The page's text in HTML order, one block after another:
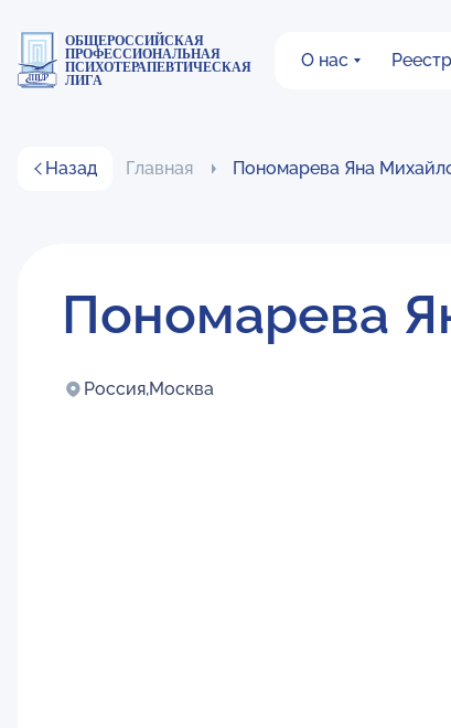
ОБЩЕРОССИЙСКАЯ
ПРОФЕССИОНАЛЬНАЯ
ПСИХОТЕРАПЕВТИЧЕСКАЯ
ЛИГА
О нас
Назад Главная Пономарева Яна
Пономарева
Россия,Москва